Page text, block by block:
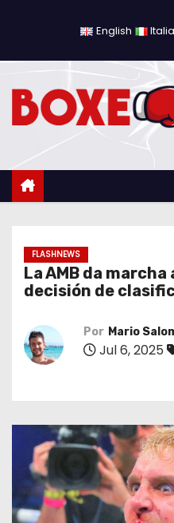
l
English
FLASHNEWS
La AMB da
decisión de
Por Mario
Jul 6, 2025